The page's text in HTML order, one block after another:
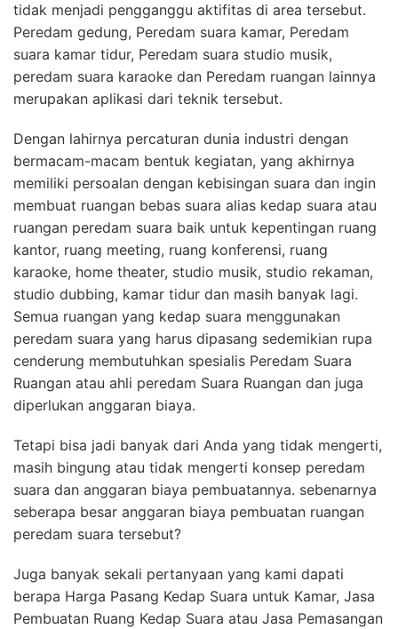
tidak menjadi pengganggu aktifitas di area tersebut.
Peredam gedung, Peredam suara kamar, Peredam
suara kamar tidur, Peredam suara studio musik,
peredam suara karaoke dan Peredam ruangan lainnya
merupakan aplikasi dari teknik tersebut.
Dengan lahirnya percaturan dunia industri dengan
bermacam-macam bentuk kegiatan, yang akhirnya
memiliki persoalan dengan kebisingan suara dan ingin
membuat ruangan bebas suara alias kedap suara atau
ruangan peredam suara baik untuk kepentingan ruang
kantor, ruang meeting, ruang konferensi, ruang
karaoke, home theater, studio musik, studio rekaman,
studio dubbing, kamar tidur dan masih banyak lagi.
Semua ruangan yang kedap suara menggunakan
peredam suara yang harus dipasang sedemikian rupa
cenderung membutuhkan spesialis Peredam Suara
Ruangan atau ahli peredam Suara Ruangan dan juga
diperlukan anggaran biaya.
Tetapi bisa jadi banyak dari Anda yang tidak mengerti,
masih bingung atau tidak mengerti konsep peredam
suara dan anggaran biaya pembuatannya. sebenarnya
seberapa besar anggaran biaya pembuatan ruangan
peredam suara tersebut?
Juga banyak sekali pertanyaan yang kami dapati
berapa Harga Pasang Kedap Suara untuk Kamar, Jasa
Pembuatan Ruang Kedap Suara atau Jasa Pemasangan